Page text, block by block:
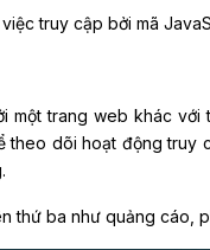
truy cập bởi mã
một trang web khác
dõi hoạt động truy
thứ ba như quảng cáo,